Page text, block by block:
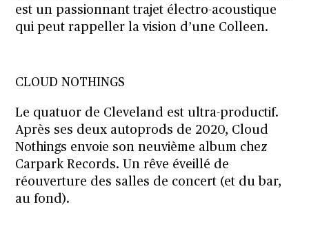
est un passionnant trajet électro-acoustique
qui peut rappeller la vision d’une Colleen.
CLOUD NOTHINGS
Le quatuor de Cleveland est ultra-productif.
Après ses deux autoprods de 2020, Cloud
Nothings envoie son neuvième album chez
Carpark Records. Un rêve éveillé de
réouverture des salles de concert (et du bar,
au fond).